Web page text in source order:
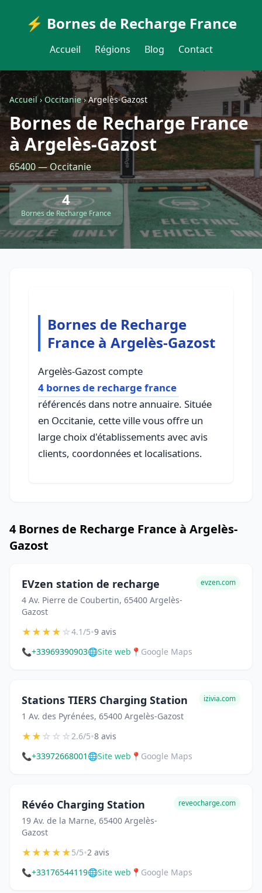
⚡ Bornes de Recharge France
Accueil Régions Blog Contact
Accueil›Occitanie›Argelès-Gazost
Bornes de Recharge France
à Argelès-Gazost
65400 — Occitanie
4
Bornes de Recharge France
Bornes de Recharge
France à Argelès-Gazost
Argelès-Gazost compte
4 bornes de recharge france
référencés dans notre annuaire. Située
en Occitanie, cette ville vous offre un
large choix d'établissements avec avis
clients, coordonnées et localisations.
4 Bornes de Recharge France à Argelès-
Gazost
EVzen station de recharge
4 Av. Pierre de Coubertin, 65400 Argelès-
Gazost
evzen.com
★★★★☆4.1/5•9 avis
📞+33969390903🌐Site web 📍 Google Maps
Stations TIERS Charging Station
1 Av. des Pyrénées, 65400 Argelès-Gazost
izivia.com
★★☆☆☆2.6/5•8 avis
📞+33972668001 🌐Site web 📍 Google Maps
Révéo Charging Station
19 Av. de la Marne, 65400 Argelès-
Gazost
reveocharge.com
★★★★★5/5•2 avis
📞+33176544119🌐Site web 📍 Google Maps